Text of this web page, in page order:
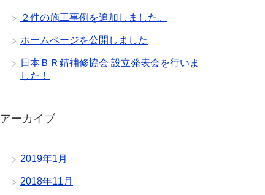
２件の施工事例を追加しました。
ホームページを公開しました
日本ＢＲ錆補修協会 設立発表会を行いま
した！
アーカイブ
2019年1月
2018年11月